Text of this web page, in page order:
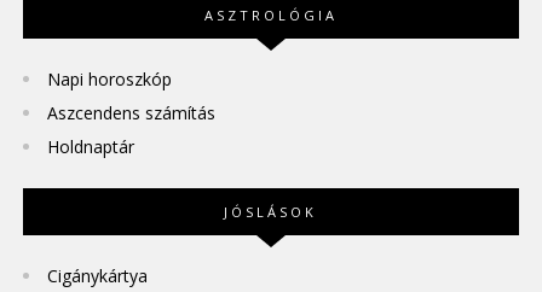
ASZTROLÓGIA
Napi horoszkóp
Aszcendens számítás
Holdnaptár
JÓSLÁSOK
Cigánykártya